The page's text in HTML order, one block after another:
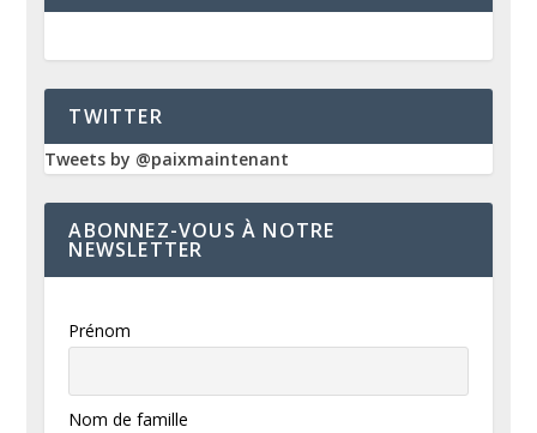
TWITTER
Tweets by @paixmaintenant
ABONNEZ-VOUS À NOTRE
NEWSLETTER
Prénom
Nom de famille